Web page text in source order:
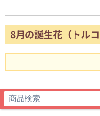
8月の誕生花（トル